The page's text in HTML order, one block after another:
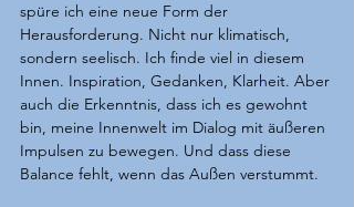
spüre ich eine neue Form der
Herausforderung. Nicht nur klimatisch,
sondern seelisch. Ich finde viel in diesem
Innen. Inspiration, Gedanken, Klarheit. Aber
auch die Erkenntnis, dass ich es gewohnt
bin, meine Innenwelt im Dialog mit äußeren
Impulsen zu bewegen. Und dass diese
Balance fehlt, wenn das Außen verstummt.